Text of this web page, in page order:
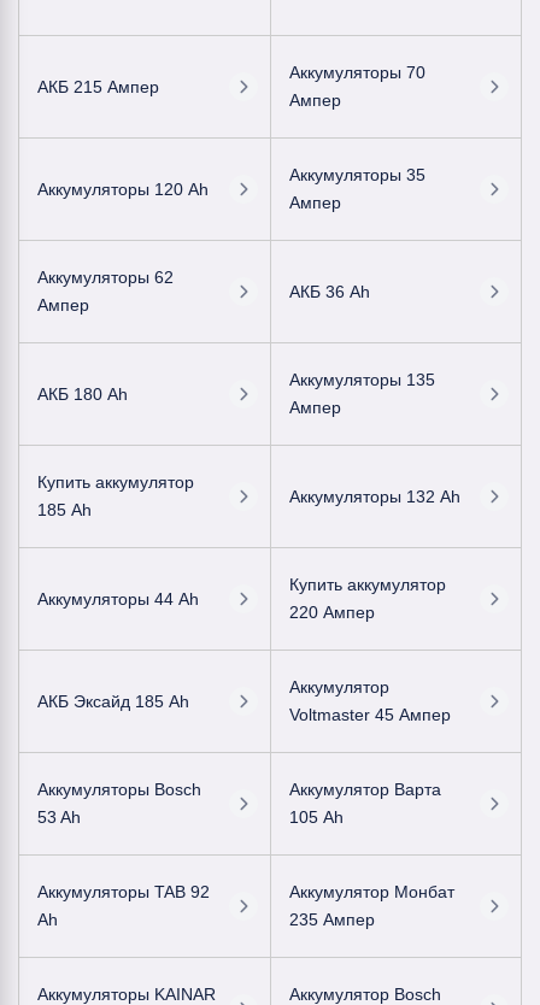
АКБ 215 Ампер
Аккумуляторы 70
Ампер
Аккумуляторы 120 Ah
Аккумуляторы 35
Ампер
Аккумуляторы 62
Ампер
АКБ 36 Ah
АКБ 180 Ah
Аккумуляторы 135
Ампер
Купить аккумулятор
185 Ah
Аккумуляторы 132 Ah
Аккумуляторы 44 Ah
Купить аккумулятор
220 Ампер
АКБ Эксайд 185 Ah
Аккумулятор
Voltmaster 45 Ампер
Аккумуляторы Bosch
53 Ah
Аккумулятор Варта
105 Ah
Аккумуляторы TAB 92
Ah
Аккумулятор Монбат
235 Ампер
Аккумуляторы KAINAR
Аккумулятор Bosch